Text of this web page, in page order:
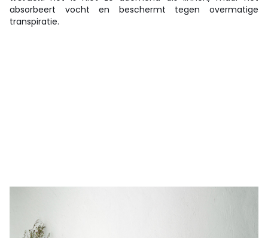
absorbeert vocht en beschermt tegen overmatige
transpiratie.